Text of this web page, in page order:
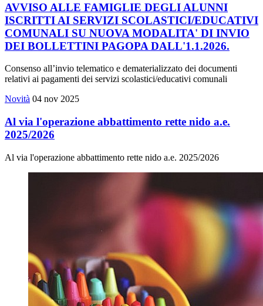
AVVISO ALLE FAMIGLIE DEGLI ALUNNI
ISCRITTI AI SERVIZI SCOLASTICI/EDUCATIVI
COMUNALI SU NUOVA MODALITA' DI INVIO
DEI BOLLETTINI PAGOPA DALL'1.1.2026.
Consenso all’invio telematico e dematerializzato dei documenti
relativi ai pagamenti dei servizi scolastici/educativi comunali
Novità 04 nov 2025
Al via l'operazione abbattimento rette nido a.e.
2025/2026
Al via l'operazione abbattimento rette nido a.e. 2025/2026